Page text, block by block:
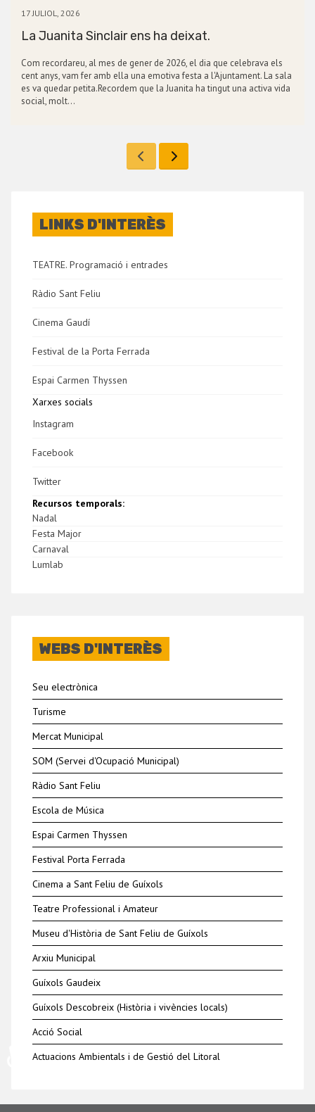
LINKS D'INTERÈS
TEATRE. Programació i entrades
Ràdio Sant Feliu
Cinema Gaudí
Festival de la Porta Ferrada
Espai Carmen Thyssen
Xarxes socials
Instagram
Facebook
Twitter
Recursos temporals:
Nadal
Festa Major
Carnaval
Lumlab
WEBS D'INTERÈS
Seu electrònica
Turisme
Mercat Municipal
SOM (Servei d'Ocupació Municipal)
Ràdio Sant Feliu
Escola de Música
Espai Carmen Thyssen
Festival Porta Ferrada
Cinema a Sant Feliu de Guíxols
Teatre Professional i Amateur
Museu d'Història de Sant Feliu de Guíxols
Arxiu Municipal
Guíxols Gaudeix
Guíxols Descobreix (Història i vivències locals)
Acció Social
Actuacions Ambientals i de Gestió del Litoral
17 JULIOL, 2026
La Juanita Sinclair ens ha deixat.
Com recordareu, al mes de gener de 2026, el dia que celebrava els
cent anys, vam fer amb ella una emotiva festa a l'Ajuntament. La sala
es va quedar petita.Recordem que la Juanita ha tingut una activa vida
social, molt…